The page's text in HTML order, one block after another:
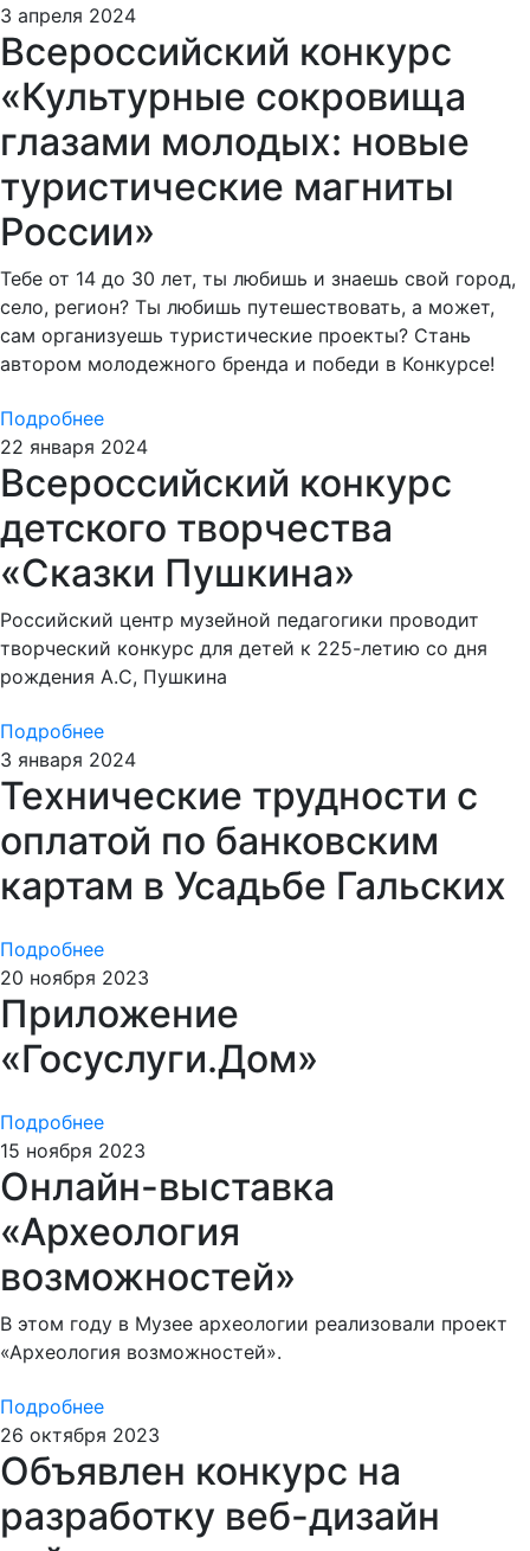
3 апреля 2024
Всероссийский конкурс
«Культурные сокровища
глазами молодых: новые
туристические магниты
России»
Тебе от 14 до 30 лет, ты любишь и знаешь свой город,
село, регион? Ты любишь путешествовать, а может,
сам организуешь туристические проекты? Стань
автором молодежного бренда и победи в Конкурсе!
Подробнее
22 января 2024
Всероссийский конкурс
детского творчества
«Сказки Пушкина»
Российский центр музейной педагогики проводит
творческий конкурс для детей к 225-летию со дня
рождения А.С, Пушкина
Подробнее
3 января 2024
Технические трудности с
оплатой по банковским
картам в Усадьбе Гальских
Подробнее
20 ноября 2023
Приложение
«Госуслуги.Дом»
Подробнее
15 ноября 2023
Онлайн-выставка
«Археология
возможностей»
В этом году в Музее археологии реализовали проект
«Археология возможностей».
Подробнее
26 октября 2023
Объявлен конкурс на
разработку веб-дизайн